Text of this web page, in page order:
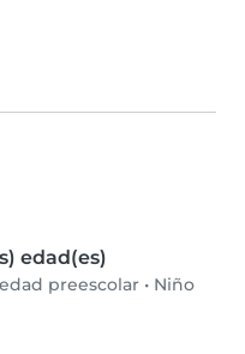
edad(es)
preescolar • Niño